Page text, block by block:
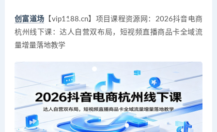
创富道场 【vip1188.cn】项目课程资源网：2026抖音电商
杭州线下课：达人自营双布局，短视频直播商品卡全域流
量增量落地教学